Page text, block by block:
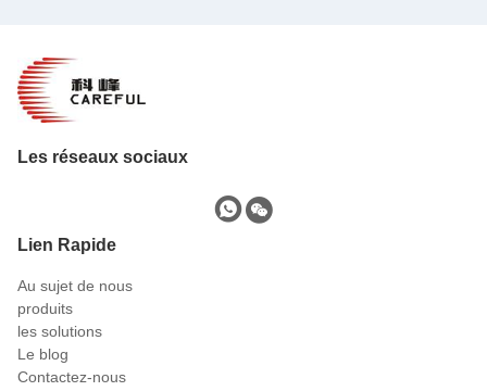
Les réseaux sociaux
Lien Rapide
Au sujet de nous
produits
les solutions
Le blog
Contactez-nous